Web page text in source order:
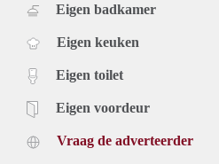
Eigen badkamer
Eigen keuken
Eigen toilet
Eigen voordeur
Vraag de adverteerder